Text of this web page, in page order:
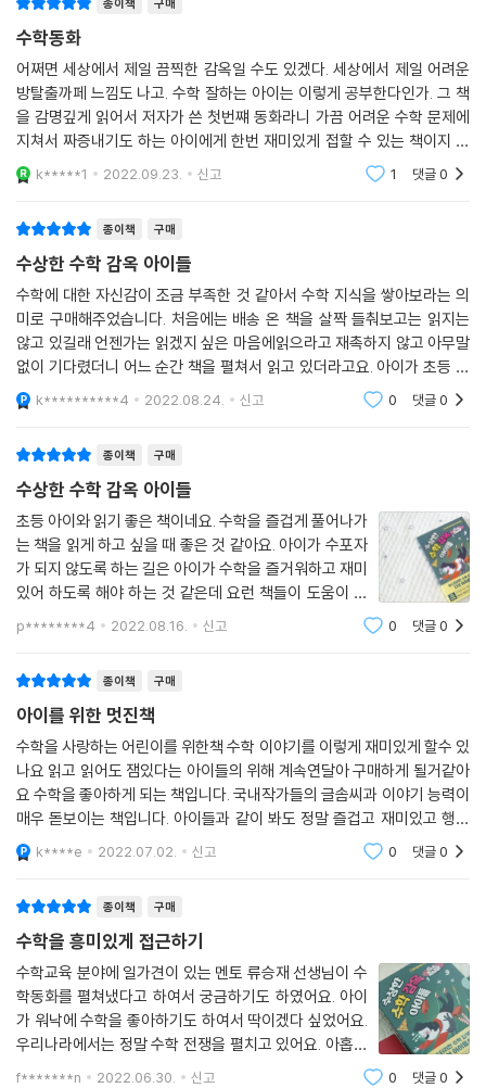
“어디? 무슨 숫자야?”
하늬가 기현이에게 다가가며 물었다.
“여기 봐. 8과 13, 보이지?”
“정말 그러네. 경하야, 네가 찾은 숫자도 같아?”
“아니. 여기 적힌 건 1과 2야.”
“어! 나도 찾았다! 여기엔 21이랑 34가 있는데?”
영실이가 말했다.
“음, 독특한 건 모든 숫자가 벽돌 선을 가운데 두고 위아래로 새겨져 있다
“맞아. 마치 분수처럼?”
주성이는 하늬의 말에 머릿속에서 갑자기 형광등 백 개가 켜지는 것 같은
기분이 들었다.
“하늬야, 너 가방에 펜이랑 노트 있어?”
“있어. 그건 기본이지.”
하늬가 주성이에게 펜과 노트를 건넸다.
--- 「수학 감옥 벽돌의 비밀」 중에서
대부분의 수학책은 개념만 빼곡히 적혀 있거나 스토리가 있어도 그렇게 재
미있지 않습니다. 그런데 이 책은 스토리와 수학 개념이 매우 자연스럽게
연결되어 있었습니다. 나오는 개념과 문제들이 매우 어렵지도, 아주 쉽지
도 않고 다양해서 책을 더 재미있게 읽을 수 있었습니다. 중학교 준비에도
도움이 될 것 같아요.
_먼저 수학 감옥을 탈출한 아이 박시후
평소 《수학 귀신》, 《선생님도 놀란 수학 뒤집기》, 《수학자가 들려주는 수
학 이야기》 같은 동화를 좋아해서 아주 재밌게 읽었습니다. 다른 책보다 문
제가 흥미로웠고, 특히 유형을 외우지 않고 스스로 생각해서 푸는 태도를
알려 주셔서 좋았습니다. 유형을 반복해서 외우기보다 좀 어려워 보이는
문제라도 곰곰이 생각해 보는 게 더 즐거운 것 같아요.
_먼저 수학 감옥을 탈출한 아이 김건희
신나게 읽으면서 새로운 수학 용어를 배우고, 어려운 문제도 더 쉽게 풀 수
구들이 읽으면 수학에 대한 자 신감이 더 생길 것 같아요.
_먼저 수학 감옥을 탈출한 아이 권민경
*먼저 읽어 본 학부모의 추천평
민경이가 책을 읽는 동안 다음 이야기를 궁금해하며 즐거워하는 모습을 보
니 뿌듯했어요. 다소 어려운 개념이 나올 때도 깊이 생각하면서 설명을 읽
스스로 방법을 찾아가다 보면 수학을 더 잘할 수 있겠구나 싶었습니다.
동화를 읽으면서 똑똑해지는 책! 한번 읽기 시작하니 탄탄한 스토리에 책
을 놓을 수 없었어요. 쉽게 설명하지 못했던 수학 개념을 다양한 방법으로
생각할 수 있는 시간이었고요. 수포자 영실이와 수학의 발견 동아리 친구
들의 흥미진진한 모험 이야기가 펼쳐지면서 수학 감옥에서 문제를 해결하
는 모습이 인상 깊었어요. 수학의 원리를 알 수 있고, 더욱 깊은 재미를 느
_함께 수학 감옥을 탈출한 엄마 오선옥
유아용 수학 동화는 많지만 초등학생, 특히 중·고학년을 위한 수학 동화는
많지 않은데 이 책은 초등학생 아이들이 수학의 원리와 개념을 확장시키기
좋은 동화입니다. 친구들과 함께 수학의 재미를 발견하고 그 즐거움에 저
절로 빠져드는 영실이의 이야기는 부모와 아이가 같이 읽기 좋았습니다.
자신만의 속도로 이해해 나가면 어느새 나도 수포자 탈출! 자신감이 생깁
종이책 구매
수학동화
어쩌면 세상에서 제일 끔찍한 감옥일 수도 있겠다. 세상에서 제일 어려운
방탈출까페 느낌도 나고. 수학 잘하는 아이는 이렇게 공부한다인가. 그 책
을 감명깊게 읽어서 저자가 쓴 첫번쨰 동화라니 가끔 어려운 수학 문제에
지쳐서 짜증내기도 하는 아이에게 한번 재미있게 접할 수 있는 책이지 않
을까 싶다. 수학문제 푸는 것이 퀴즈 풀듯이 재미있다는 사람들도 있는 반
k*****1 2022.09.23. 신고 1 댓글0
종이책 구매
수상한 수학 감옥 아이들
수학에 대한 자신감이 조금 부족한 것 같아서 수학 지식을 쌓아보라는 의
미로 구매해주었습니다. 처음에는 배송 온 책을 살짝 들춰보고는 읽지는
않고 있길래 언젠가는 읽겠지 싶은 마음에읽으라고 재촉하지 않고 아무말
없이 기다렸더니 어느 순간 책을 펼쳐서 읽고 있더라고요. 아이가 초등 고
학년인데 빠져 읽는 모습을 보니 초등 고학년 아이들 수준에 잘 맞는 것 같
아요. 잘 읽는 걸
k**********4 2022.08.24. 신고 0 댓글0
종이책 구매
수상한 수학 감옥 아이들
초등 아이와 읽기 좋은 책이네요. 수학을 즐겁게 풀어나가
는 책을 읽게 하고 싶을 때 좋은 것 같아요. 아이가 수포자
가 되지 않도록 하는 길은 아이가 수학을 즐거워하고 재미
있어 하도록 해야 하는 것 같은데 요런 책들이 도움이 될
굴릴 수 있도록 한다는 점에서 재미있는 책이네요. 여러
p********4 2022.08.16. 신고 0 댓글0
종이책 구매
아이를 위한 멋진책
수학을 사랑하는 어린이를 위한책 수학 이야기를 이렇게 재미있게 할수 있
나요 읽고 읽어도 잼있다는 아이들의 위해 계속연달아 구매하게 될거같아
요 수학을 좋아하게 되는 책입니다. 국내작가들의 글솜씨과 이야기 능력이
매우 돋보이는 책입니다. 아이들과 같이 봐도 정말 즐겁고 재미있고 행복
하게 읽을수 있는 국내 최고의 수착 천재아이를 이야기
k****e 2022.07.02. 신고 0 댓글0
종이책 구매
수학을 흥미있게 접근하기
수학교육 분야에 일가견이 있는 멘토 류승재 선생님이 수
학동화를 펼쳐냈다고 하여서 궁금하기도 하였어요. 아이
가 워낙에 수학을 좋아하기도 하여서 딱이겠다 싶었어요.
우리나라에서는 정말 수학 전쟁을 펼치고 있어요. 아홉살
우리 아들도 수학을 잘하겠다고 정말 매일 고전중이에요.
f*******n 2022.06.30. 신고 0 댓글0